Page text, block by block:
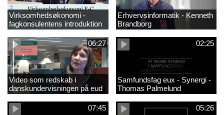
Virksomhedsøkonomi -
fagkonsulentens introduktion
til faget 2
Erhvervsinformatik - Kenneth
Brandborg
06:27
Video som redskab i
danskundervisningen på eud
02:25
Samfundsfag eux - Synergi -
Thomas Palmelund
07:45 05:26